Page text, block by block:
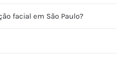
facial em São Paulo?